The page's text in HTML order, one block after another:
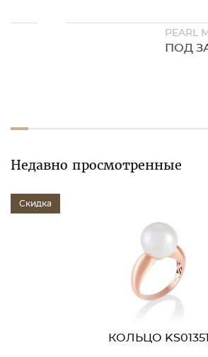
PEARL MAGIC
ПОД ЗАКАЗ
Недавно просмотренные
Скидка
КОЛЬЦО KS01351